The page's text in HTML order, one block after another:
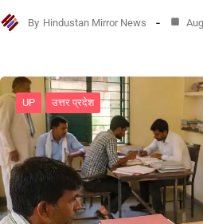
By Hindustan Mirror News
UP उत्तर प्रदेश